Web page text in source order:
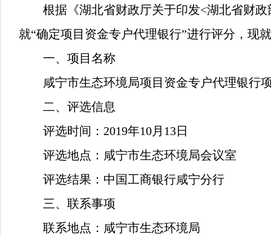
根据《湖北省财政厅关于印发<湖北省财
就“确定项目资金专户代理银行”进行评分，现
一、 项目名称
咸宁市生态环境局项目资金专户代理银行
二、 评选信息
评选时间： 2019年10月13日
评选地点： 咸宁市生态环境局会议室
评选结果：中国工商银行咸宁分行
三、 联系事项
联系地点： 咸宁市生态环境局